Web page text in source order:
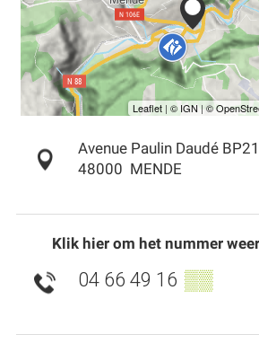
Avenue Paulin Daudé BP21
48000 MENDE
Klik hier om het nummer
04 66 49 16 ▒▒